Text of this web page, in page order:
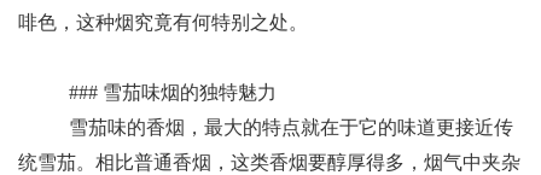
啡色，这种烟究竟有何特别之处。
### 雪茄味烟的独特魅力
雪茄味的香烟，最大的特点就在于它的味道更接近传
统雪茄。相比普通香烟，这类香烟要醇厚得多，烟气中夹杂